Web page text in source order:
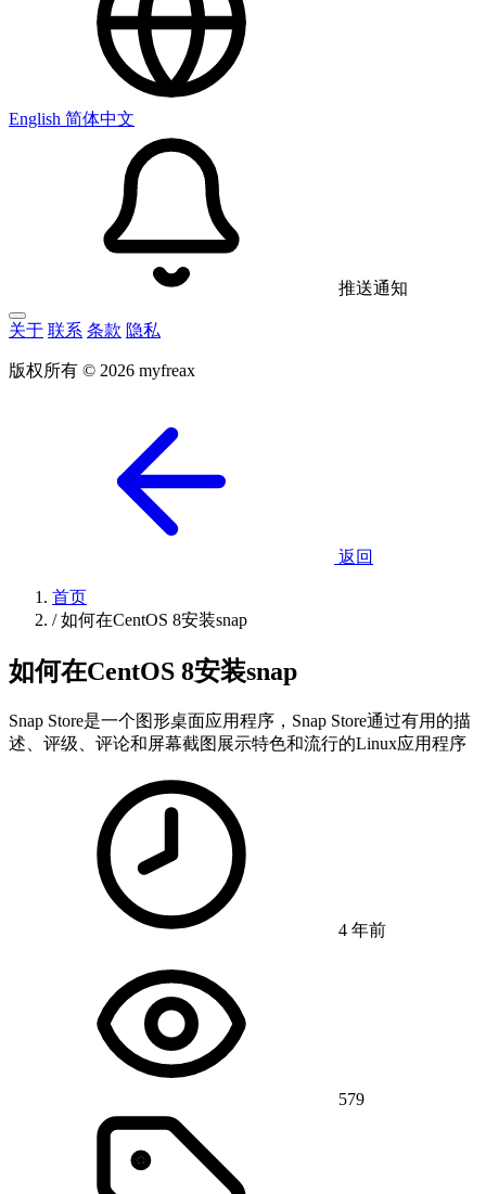
English 简体中文
推送通知
关于 联系 条款 隐私
版权所有 © 2026 myfreax
返回
首页
/ 如何在CentOS 8安装snap
如何在CentOS 8安装snap
Snap Store是一个图形桌面应用程序，Snap Store通过有用的描
述、评级、评论和屏幕截图展示特色和流行的Linux应用程序
4 年前
579